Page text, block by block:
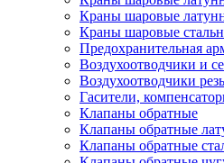
Краны шаровые
Краны шаровые
Предохранительная
Воздухоотводчики и
Воздухоотводчики
Гасители,
Клапаны обратные
Клапаны обратные
Клапаны обратные